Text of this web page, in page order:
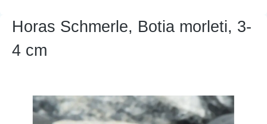
Horas Schmerle, Botia morleti, 3-
4 cm
Bildergalerie überspringen